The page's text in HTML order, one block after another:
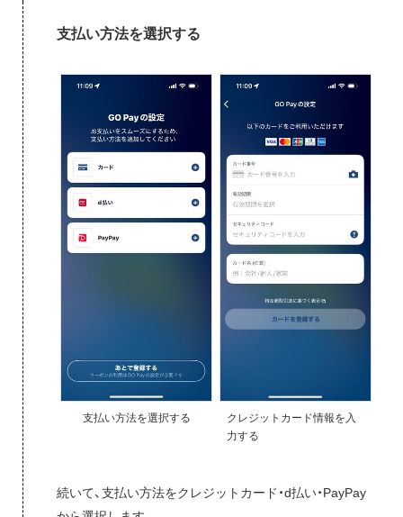
支払い方法を選択する
支払い方法を選択する
クレジットカード情報を入
力する
続いて、支払い方法をクレジットカード・d払い・PayPay